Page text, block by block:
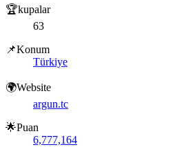
🏆kupalar
63
📌Konum
Türkiye
🌍Website
argun.tc
🌟Puan
6,777,164